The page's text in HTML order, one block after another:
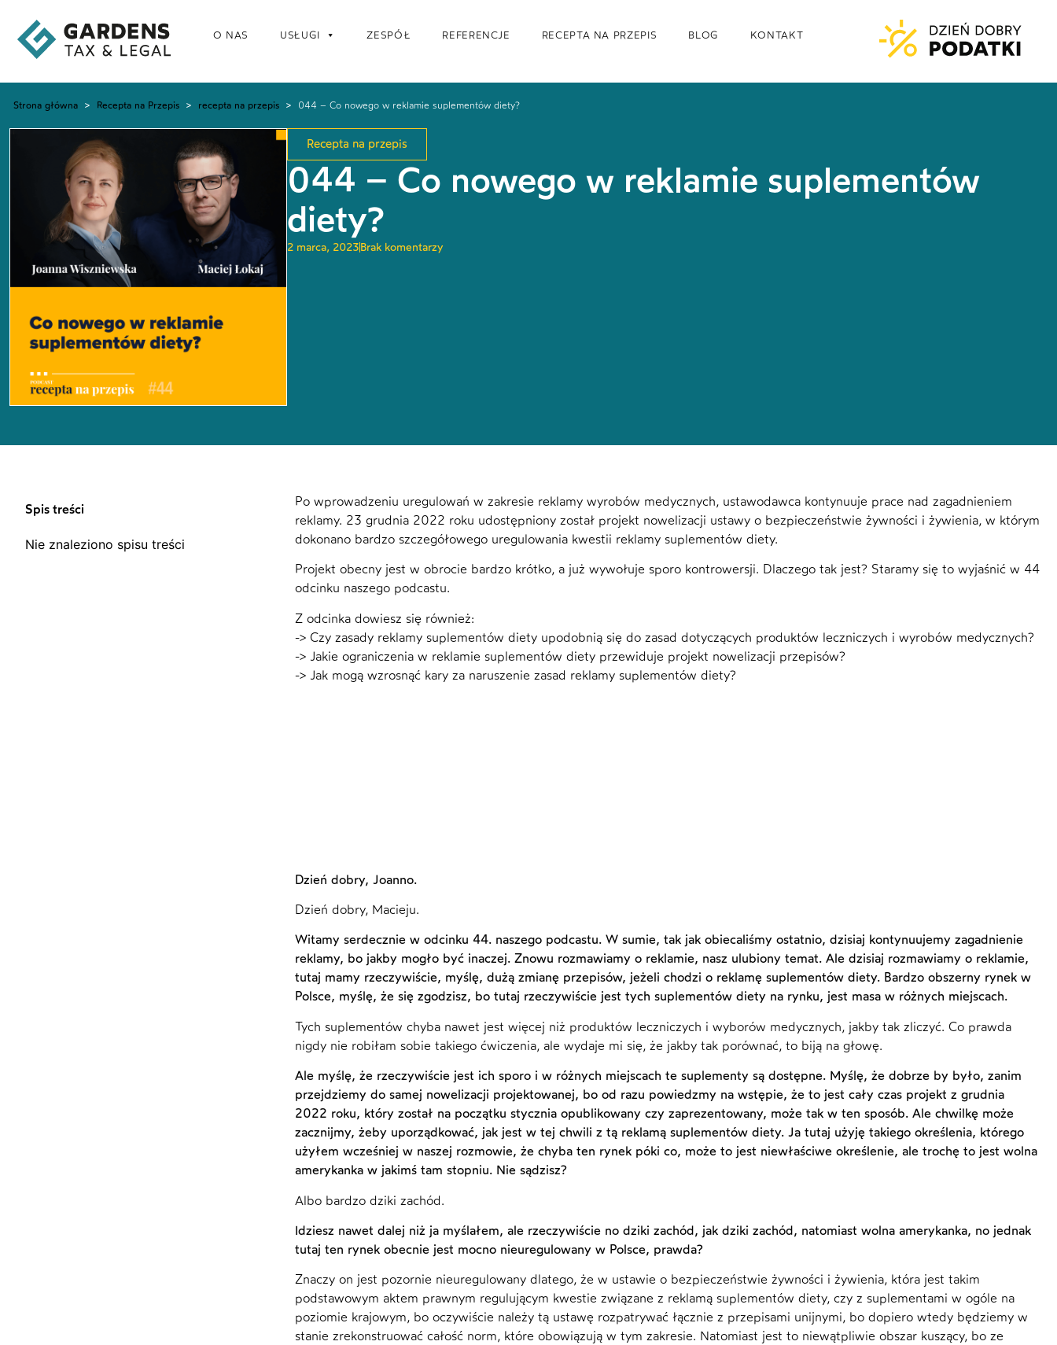
O NAS USŁUGI ZESPÓŁ REFERENCJE RECEPTA NA PRZEPIS BLOG KONTAKT
Strona główna > Recepta na Przepis > recepta na przepis > 044 – Co nowego w reklamie suplementów diety?
Recepta na przepis
044 – Co nowego w reklamie suplementów
diety?
2 marca, 2023Brak komentarzy
Spis treści
Nie znaleziono spisu treści
Po wprowadzeniu uregulowań w zakresie reklamy wyrobów medycznych, ustawodawca kontynuuje prace nad zagadnieniem
reklamy. 23 grudnia 2022 roku udostępniony został projekt nowelizacji ustawy o bezpieczeństwie żywności i żywienia, w którym
dokonano bardzo szczegółowego uregulowania kwestii reklamy suplementów diety.
Projekt obecny jest w obrocie bardzo krótko, a już wywołuje sporo kontrowersji. Dlaczego tak jest? Staramy się to wyjaśnić w 44
odcinku naszego podcastu.
Z odcinka dowiesz się również:
-> Czy zasady reklamy suplementów diety upodobnią się do zasad dotyczących produktów leczniczych i wyrobów medycznych?
-> Jakie ograniczenia w reklamie suplementów diety przewiduje projekt nowelizacji przepisów?
-> Jak mogą wzrosnąć kary za naruszenie zasad reklamy suplementów diety?
Dzień dobry, Joanno.
Dzień dobry, Macieju.
Witamy serdecznie w odcinku 44. naszego podcastu. W sumie, tak jak obiecaliśmy ostatnio, dzisiaj kontynuujemy zagadnienie
reklamy, bo jakby mogło być inaczej. Znowu rozmawiamy o reklamie, nasz ulubiony temat. Ale dzisiaj rozmawiamy o reklamie,
tutaj mamy rzeczywiście, myślę, dużą zmianę przepisów, jeżeli chodzi o reklamę suplementów diety. Bardzo obszerny rynek w
Polsce, myślę, że się zgodzisz, bo tutaj rzeczywiście jest tych suplementów diety na rynku, jest masa w różnych miejscach.
Tych suplementów chyba nawet jest więcej niż produktów leczniczych i wyborów medycznych, jakby tak zliczyć. Co prawda
nigdy nie robiłam sobie takiego ćwiczenia, ale wydaje mi się, że jakby tak porównać, to biją na głowę.
Ale myślę, że rzeczywiście jest ich sporo i w różnych miejscach te suplementy są dostępne. Myślę, że dobrze by było, zanim
przejdziemy do samej nowelizacji projektowanej, bo od razu powiedzmy na wstępie, że to jest cały czas projekt z grudnia
2022 roku, który został na początku stycznia opublikowany czy zaprezentowany, może tak w ten sposób. Ale chwilkę może
zacznijmy, żeby uporządkować, jak jest w tej chwili z tą reklamą suplementów diety. Ja tutaj użyję takiego określenia, którego
użyłem wcześniej w naszej rozmowie, że chyba ten rynek póki co, może to jest niewłaściwe określenie, ale trochę to jest wolna
amerykanka w jakimś tam stopniu. Nie sądzisz?
Albo bardzo dziki zachód.
Idziesz nawet dalej niż ja myślałem, ale rzeczywiście no dziki zachód, jak dziki zachód, natomiast wolna amerykanka, no jednak
tutaj ten rynek obecnie jest mocno nieuregulowany w Polsce, prawda?
Znaczy on jest pozornie nieuregulowany dlatego, że w ustawie o bezpieczeństwie żywności i żywienia, która jest takim
podstawowym aktem prawnym regulującym kwestie związane z reklamą suplementów diety, czy z suplementami w ogóle na
poziomie krajowym, bo oczywiście należy tą ustawę rozpatrywać łącznie z przepisami unijnymi, bo dopiero wtedy będziemy w
stanie zrekonstruować całość norm, które obowiązują w tym zakresie. Natomiast jest to niewątpliwie obszar kuszący, bo ze